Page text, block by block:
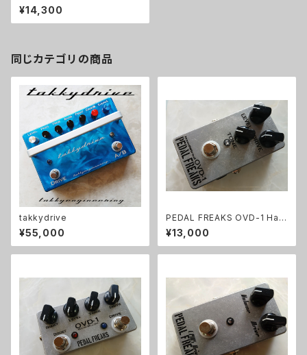
成品
¥14,300
同じカテゴリの商品
takkydrive
¥55,000
PEDAL FREAKS OVD-1 Han
dWired 完成品
¥13,000